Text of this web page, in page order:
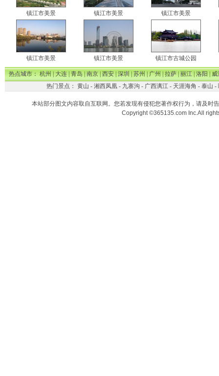
镇江市美景 镇江市美景 镇江市美景
镇江市美景 镇江市美景 镇江市古城公园
热点城市：杭州|大连|青岛|南京|西安|深圳|苏州|广州|拉萨|丽江|洛阳|威
热门景点： 黄山 - 湘西凤凰- 九寨沟 - 广西漓江- 天涯海角 - 泰山 -
本站部分图文内容取自互联网。您若发现有侵犯您著作权行为，请及时
Copyright ©365135.com Inc.All